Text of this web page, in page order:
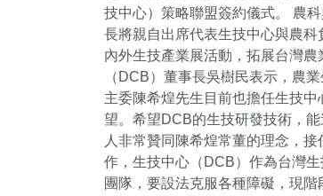
技中心）策略聯盟簽約儀式。 農
長將親自出席代表生技中心與農
內外生技產業展活動，拓展台灣
（DCB）董事長吳樹民表示，農
主委陳希煌先生目前也擔任生技
望。希望DCB的生技研發技術，
人非常贊同陳希煌常董的理念，
作，生技中心（DCB）作為台灣
團隊，要設法克服各種障礙，現